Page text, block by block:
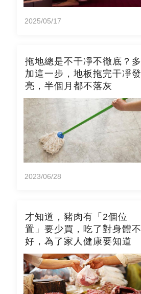
2025/05/17
拖地總是不干凈不徹底？多
加這一步，地板拖完干凈發
亮，半個月都不落灰
2023/06/28
才知道，豬肉有「2個位
置」要少買，吃了對身體不
好，為了家人健康要知道